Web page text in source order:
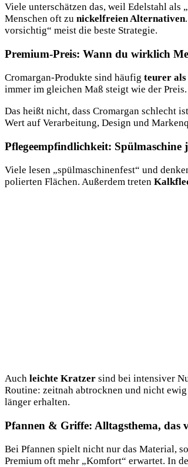
Viele unterschätzen das, weil Edelstahl
Menschen oft zu nickelfreien Alternativen.
vorsichtig“ meist die beste Strategie.
Premium-Preis: Wann du wirklich
Cromargan-Produkte sind häufig teurer
immer im gleichen Maß steigt wie der
Das heißt nicht, dass Cromargan schlecht
Wert auf Verarbeitung, Design und
Pflegeempfindlichkeit: Spülmaschine
Viele lesen „spülmaschinenfest“ und
polierten Flächen. Außerdem treten
Auch leichte Kratzer sind bei intensiver
Routine: zeitnah abtrocknen und nicht
länger erhalten.
Pfannen & Griffe: Alltagsthema, das
Bei Pfannen spielt nicht nur das Material,
Premium oft mehr „Komfort“ erwartet. In